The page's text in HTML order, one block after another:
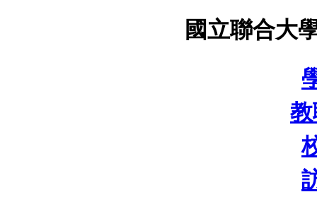
國立聯合大